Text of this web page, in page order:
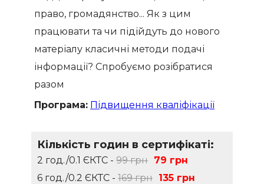
право, громадянство... Як з цим
працювати та чи підійдуть до нового
матеріалу класичні методи подачі
інформації? Спробуємо розібратися
разом
Програма: Підвищення кваліфікації
Кількість годин в сертифікаті:
2 год./0.1 ЄКТС - 99 грн 79 грн
6 год./0.2 ЄКТС - 169 грн 135 грн